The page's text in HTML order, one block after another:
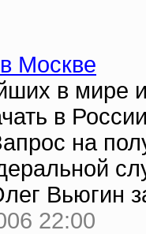
Москве
в мире
в
на
Вьюгин
22:00